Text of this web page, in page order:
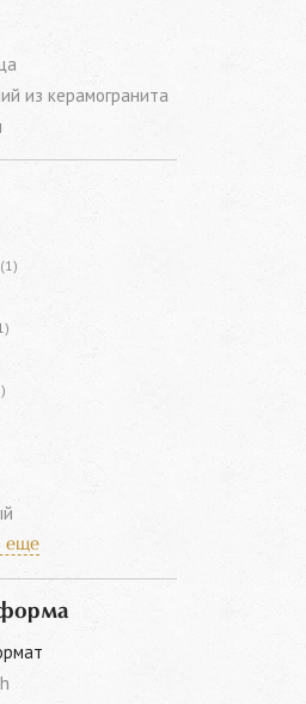
из керамогранита
(1)
еще